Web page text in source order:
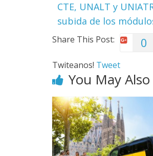
CTE, UNALT y
subida de los
Share This Post: 0
Twiteanos! Tweet
You May